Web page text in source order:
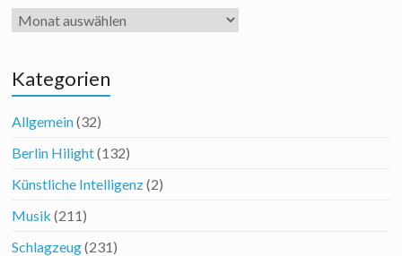
Archiv
Kategorien
Allgemein(32)
Berlin Hilight(132)
Künstliche Intelligenz(2)
Musik (211)
Schlagzeug(231)